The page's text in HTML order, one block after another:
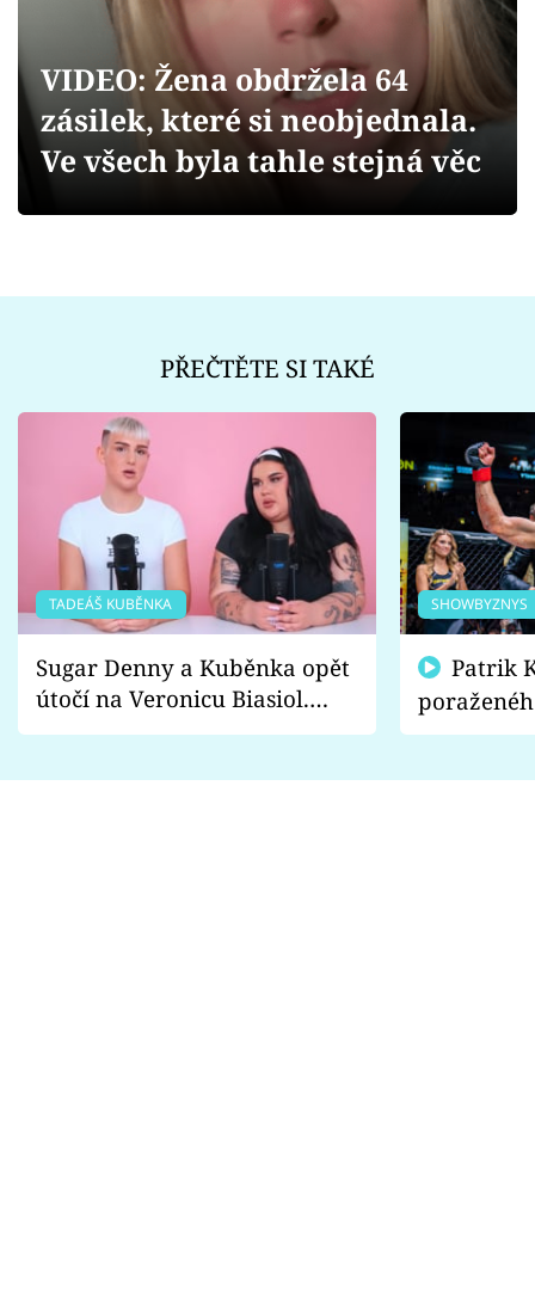
Videa
Sledujte prima+
VIDEO: Žena obdržela 64
zásilek, které si neobjednala.
Ve všech byla tahle stejná věc
PŘEČTĚTE SI TAKÉ
TADEÁŠ KUBĚNKA
Sugar Denny a Kuběnka opět
útočí na Veronicu Biasiol.
Proč je podle nich falešná a
SHOWBYZNYS
fanoušci